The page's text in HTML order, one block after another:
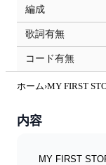
編成
歌詞有無
コード有無
ホーム›MY FIRST
内容
MY FIRST